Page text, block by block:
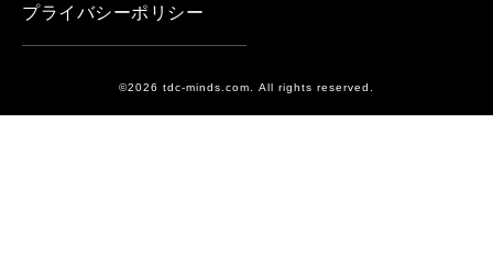
プライバシーポリシー
©2026 tdc-minds.com. All rights reserved.